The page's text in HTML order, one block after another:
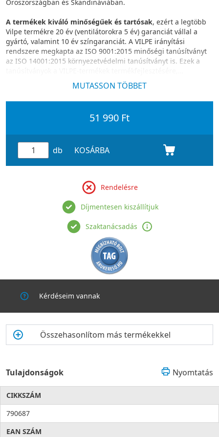
Oroszországban és Skandináviában.
A termékek kiváló minőségűek és tartósak, ezért a legtöbb
Vilpe termékre 20 év (ventilátorokra 5 év) garanciát vállal a
gyártó, valamint 10 év színgaranciát. A VILPE irányítási
rendszere megkapta az ISO 9001:2015 minőségi tanúsítványt
az ISO 14001:2015 környezetvédelmi tanúsítványt is. Ezek a
gyártására és értékesítésére vonatkoznak.
MUTASSON TÖBBET
51 990 Ft
db KOSÁRBA
Rendelésre
Díjmentesen kiszállítjuk
Szaktanácsadás
Kérdéseim vannak
Összehasonlítom más termékekkel
Tulajdonságok Nyomtatás
CIKKSZÁM
790687
EAN SZÁM